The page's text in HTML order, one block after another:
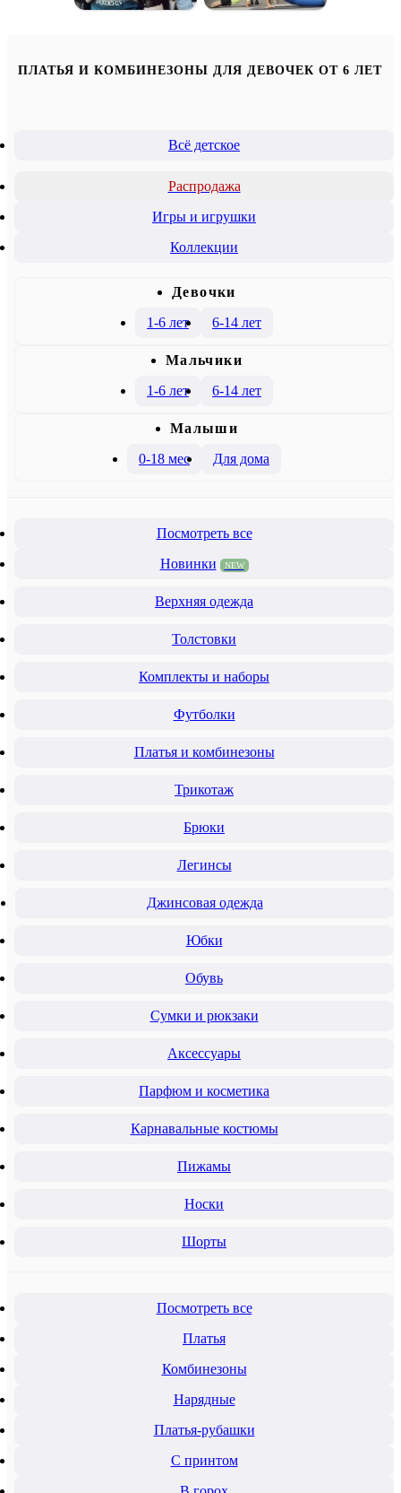
ПЛАТЬЯ И КОМБИНЕЗОНЫ ДЛЯ ДЕВОЧЕК ОТ 6 ЛЕТ
Всё детское
Распродажа
Игры и игрушки
Коллекции
Девочки
1-6 лет
6-14 лет
Mальчики
1-6 лет
6-14 лет
Малыши
0-18 мес
Для дома
Посмотреть все
Новинки
NEW
Верхняя одежда
Толстовки
Комплекты и наборы
Футболки
Платья и комбинезоны
Трикотаж
Брюки
Легинсы
Джинсовая одежда
Юбки
Обувь
Сумки и рюкзаки
Аксессуары
Парфюм и косметика
Карнавальные костюмы
Пижамы
Носки
Шорты
Посмотреть все
Платья
Комбинезоны
Нарядные
Платья-рубашки
С принтом